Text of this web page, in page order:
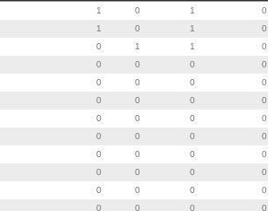
1 0 1
1 0 1
0 1 1
0 0 0
0 0 0
0 0 0
0 0 0
0 0 0
0 0 0
0 0 0
0 0 0
0 0 0